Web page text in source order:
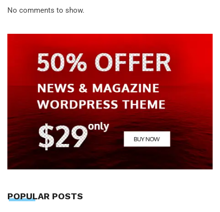
No comments to show.
POPULAR POSTS